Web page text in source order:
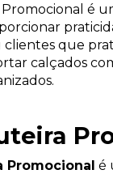
é
que
calçados
Promocional é